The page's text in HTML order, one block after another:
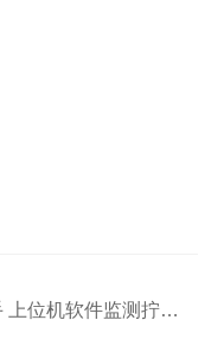
测拧紧步骤残余扭力扳手